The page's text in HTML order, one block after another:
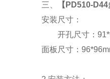
三、
【 PD510-
安装尺寸：
开孔尺寸：
面板尺寸：